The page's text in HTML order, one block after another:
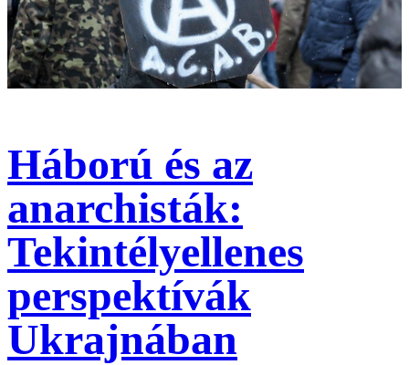
Háború és az
anarchisták:
Tekintélyellenes
perspektívák
Ukrajnában